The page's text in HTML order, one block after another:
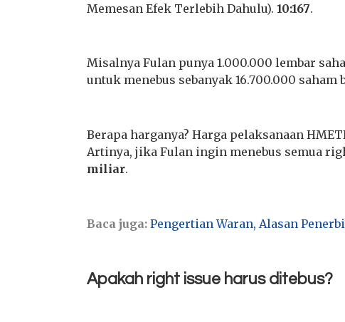
Memesan Efek Terlebih Dahulu). 10:167.
Misalnya Fulan punya 1.000.000 lembar
untuk menebus sebanyak 16.700.000 saham
Berapa harganya? Harga pelaksanaan
Artinya, jika Fulan ingin menebus semua
miliar.
Baca juga: Pengertian Waran, Alasan
Apakah right issue harus ditebus?